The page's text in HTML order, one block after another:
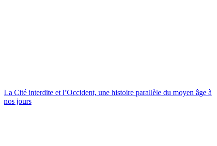
La Cité interdite et l’Occident, une histoire parallèle du moyen âge à
nos jours